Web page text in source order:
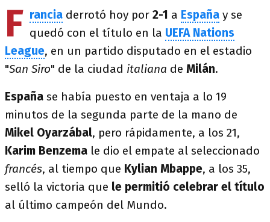
F rancia derrotó hoy por 2-1 a España y se
quedó con el título en la UEFA Nations
League, en un partido disputado en el estadio
"San Siro" de la ciudad italiana de Milán.
España se había puesto en ventaja a lo 19
minutos de la segunda parte de la mano de
Mikel Oyarzábal, pero rápidamente, a los 21,
Karim Benzema le dio el empate al seleccionado
francés, al tiempo que Kylian Mbappe, a los 35,
selló la victoria que le permitió celebrar el título
al último campeón del Mundo.